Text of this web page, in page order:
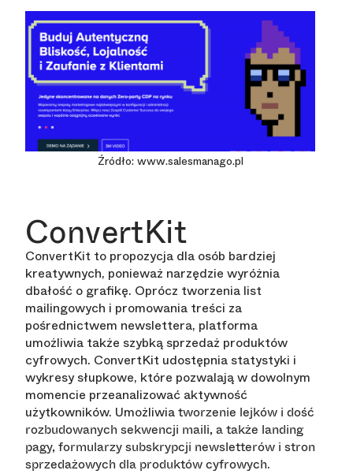
Źródło: www.salesmanago.pl
ConvertKit
ConvertKit to propozycja dla osób bardziej
kreatywnych, ponieważ narzędzie wyróżnia
dbałość o grafikę. Oprócz tworzenia list
mailingowych i promowania treści za
pośrednictwem newslettera, platforma
umożliwia także szybką sprzedaż produktów
cyfrowych. ConvertKit udostępnia statystyki i
wykresy słupkowe, które pozwalają w dowolnym
momencie przeanalizować aktywność
użytkowników. Umożliwia tworzenie lejków i dość
rozbudowanych sekwencji maili, a także landing
pagy, formularzy subskrypcji newsletterów i stron
sprzedażowych dla produktów cyfrowych.